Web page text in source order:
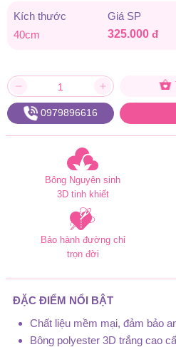
Kích thước Giá SP
40cm
325.000 đ
0979896616
Bông Nguyên sinh
3D tinh khiết
Bảo hành đường chỉ
trọn đời
ĐẶC ĐIỂM NỔI BẬT
Chất liệu mềm mại, đảm bảo
Bông polyester 3D trắng cao